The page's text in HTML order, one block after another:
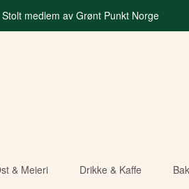
Stolt medlem av Grønt Punkt Norge
& Meieri Drikke & Kaffe